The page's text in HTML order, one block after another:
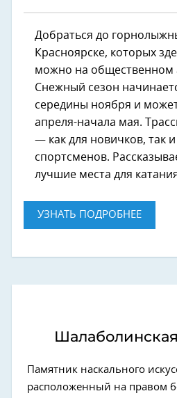
Добраться до
Красноярске, которых
можно на общественном
Снежный сезон
середины ноября и
апреля-начала мая.
— как для новичков, так
спортсменов.
лучшие места для
УЗНАТЬ ПОДРОБНЕЕ
Памятник наскального
расположенный на правом